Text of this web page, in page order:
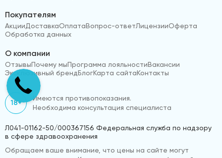
Покупателям
АкцииДоставкаОплатаВопрос-ответЛицензииОферта
Обработка данных
О компании
ОтзывыПочему мыПрограмма лояльностиВакансии
Эксклюзивный брендБлогКарта сайтаКонтакты
18+
Имеются противопоказания.
Необходима консультация специалиста
Л041-01162-50/000367156 Федеральная служба по надзору
в сфере здравоохранения
Обращаем ваше внимание, что цены на сайте могут